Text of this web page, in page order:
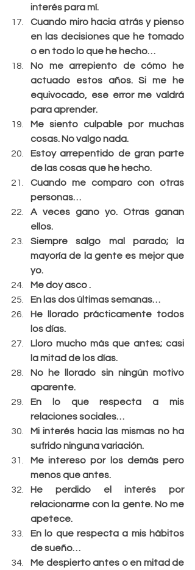
interés para mí.
Cuando miro hacia atrás y pienso
en las decisiones que he tomado
o en todo lo que he hecho…
No me arrepiento de cómo he
actuado estos años. Si me he
equivocado, ese error me valdrá
para aprender.
Me siento culpable por muchas
cosas. No valgo nada.
Estoy arrepentido de gran parte
de las cosas que he hecho.
Cuando me comparo con otras
personas…
A veces gano yo. Otras ganan
ellos.
Siempre salgo mal parado; la
mayoría de la gente es mejor que
yo.
Me doy asco .
En las dos últimas semanas…
He llorado prácticamente todos
los días.
Lloro mucho más que antes; casi
la mitad de los días.
No he llorado sin ningún motivo
aparente.
En lo que respecta a mis
relaciones sociales…
Mi interés hacia las mismas no ha
sufrido ninguna variación.
Me intereso por los demás pero
menos que antes.
He perdido el interés por
relacionarme con la gente. No me
apetece.
En lo que respecta a mis hábitos
de sueño…
Me despierto antes o en mitad de